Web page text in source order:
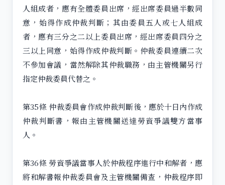
人組成者，應有全體委員出席，經出席委員過半數同
意，始得作成仲裁判斷；其由委員五人或七人組成
者，應有三分之二以上委員出席，經出席委員四分之
三以上同意，始得作成仲裁判斷。仲裁委員連續二次
不參加會議，當然解除其仲裁職務，由主管機關另行
指定仲裁委員代替之。
第35條 仲裁委員會作成仲裁判斷後，應於十日內作成
仲裁判斷書，報由主管機關送達勞資爭議雙方當事
人。
第36條 勞資爭議當事人於仲裁程序進行中和解者，應
將和解書報仲裁委員會及主管機關備查，仲裁程序即